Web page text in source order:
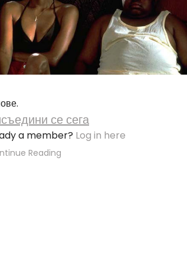
се сега
a member? Log in here
Reading